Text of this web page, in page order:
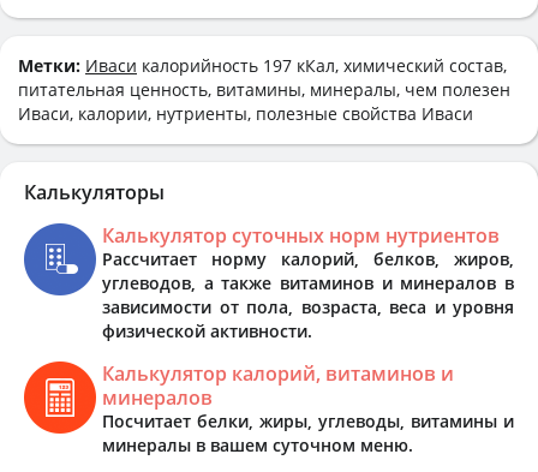
Метки: Иваси калорийность 197 кКал, химический состав,
питательная ценность, витамины, минералы, чем полезен
Иваси, калории, нутриенты, полезные свойства Иваси
Калькуляторы
Калькулятор суточных норм нутриентов
Рассчитает норму калорий, белков, жиров,
углеводов, а также витаминов и минералов в
зависимости от пола, возраста, веса и уровня
физической активности.
Калькулятор калорий, витаминов и
минералов
Посчитает белки, жиры, углеводы, витамины и
минералы в вашем суточном меню.